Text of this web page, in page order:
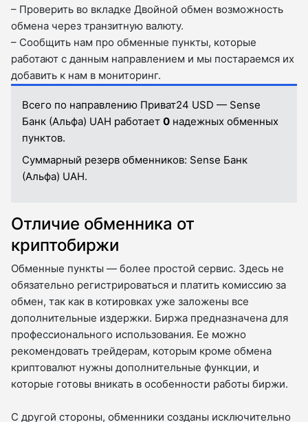
– Проверить во вкладкe Двойной обмен возможность
обмена через транзитную валюту.
– Сообщить нам про обменные пункты, которые
работают с данным направлением и мы постараемся их
добавить к нам в мониторинг.
Всего по направлению Приват24 USD — Sense
Банк (Альфа) UAH работает 0 надежных обменных
пунктов.
Суммарный резерв обменников: Sense Банк
(Альфа) UAH.
Отличие обменника от
криптобиржи
Обменные пункты — более простой сервис. Здесь не
обязательно регистрироваться и платить комиссию за
обмен, так как в котировках уже заложены все
дополнительные издержки. Биржа предназначена для
профессионального использования. Ее можно
рекомендовать трейдерам, которым кроме обмена
криптовалют нужны дополнительные функции, и
которые готовы вникать в особенности работы биржи.
С другой стороны, обменники созданы исключительно